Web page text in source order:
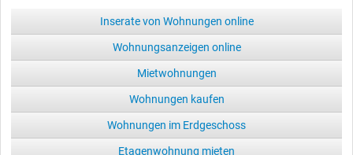
Inserate von Wohnungen online
Wohnungsanzeigen online
Mietwohnungen
Wohnungen kaufen
Wohnungen im Erdgeschoss
Etagenwohnung mieten